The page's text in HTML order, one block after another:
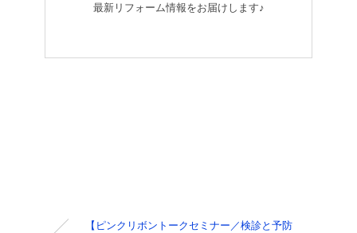
最新リフォーム情報をお届けします♪
【ピンクリボントークセミナー／検診と予防